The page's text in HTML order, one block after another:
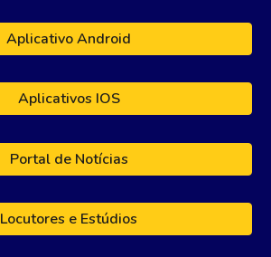
Aplicativo Android
Aplicativos IOS
Portal de Notícias
Locutores e Estúdios